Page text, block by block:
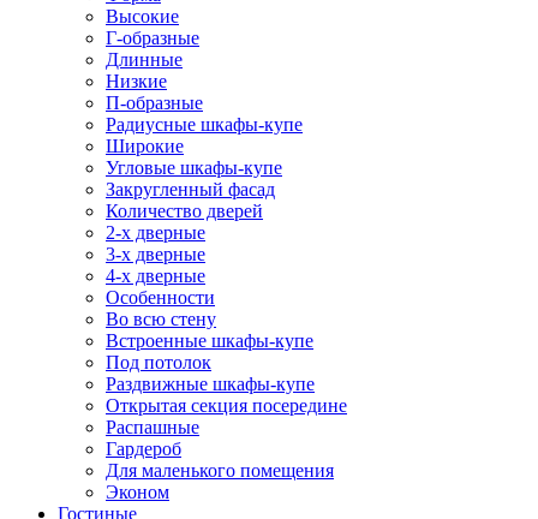
Высокие
Г-образные
Длинные
Низкие
П-образные
Радиусные шкафы-купе
Широкие
Угловые шкафы-купе
Закругленный фасад
Количество дверей
2-х дверные
3-х дверные
4-х дверные
Особенности
Во всю стену
Встроенные шкафы-купе
Под потолок
Раздвижные шкафы-купе
Открытая секция посередине
Распашные
Гардероб
Для маленького помещения
Эконом
Гостиные